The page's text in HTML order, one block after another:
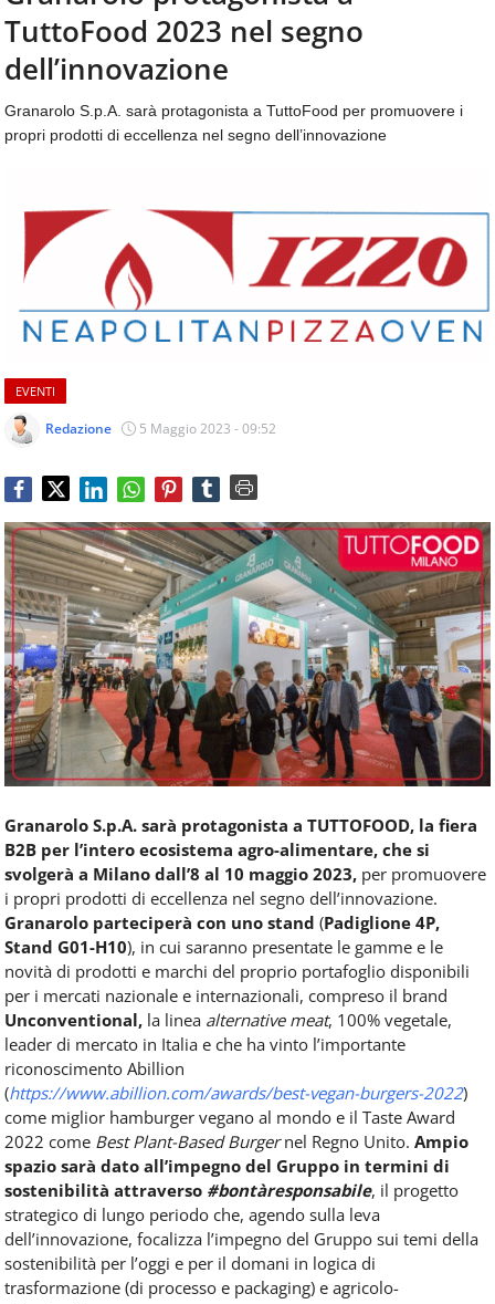
aggiornamenti
quotidiani
su
temi
come
ospitalità,
ristorazione,
beverage,
catering
e
quotidiani
sul
dell'alimentazione,
dei
consumi
del
Food
Service
e
tutte
le
novità
del
comparto
Horeca.
CONTATTI
TuttoFood 2023 nel segno
dell’innovazione
Granarolo S.p.A. sarà protagonista a TuttoFood per promuovere i
propri prodotti di eccellenza nel segno dell’innovazione
EVENTI
Redazione 5 Maggio 2023 - 09:52
Granarolo S.p.A. sarà protagonista a TUTTOFOOD, la fiera
B2B per l’intero ecosistema agro-alimentare, che si
svolgerà a Milano dall’8 al 10 maggio 2023, per promuovere
i propri prodotti di eccellenza nel segno dell’innovazione.
Granarolo parteciperà con uno stand (Padiglione 4P,
Stand G01-H10), in cui saranno presentate le gamme e le
novità di prodotti e marchi del proprio portafoglio disponibili
per i mercati nazionale e internazionali, compreso il brand
Unconventional, la linea alternative meat, 100% vegetale,
leader di mercato in Italia e che ha vinto l’importante
riconoscimento Abillion
(https://www.abillion.com/awards/best-vegan-burgers-2022)
come miglior hamburger vegano al mondo e il Taste Award
2022 come Best Plant-Based Burgernel Regno Unito. Ampio
spazio sarà dato all’impegno del Gruppo in termini di
sostenibilità attraverso #bontàresponsabile, il progetto
strategico di lungo periodo che, agendo sulla leva
dell’innovazione, focalizza l’impegno del Gruppo sui temi della
sostenibilità per l’oggi e per il domani in logica di
trasformazione (di processo e packaging) e agricolo-